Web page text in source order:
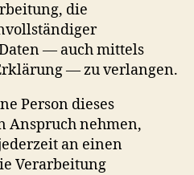
die
— auch mittels
— zu verlangen.
Person dieses
Anspruch nehmen,
an einen
Verarbeitung